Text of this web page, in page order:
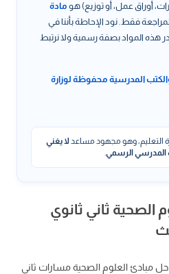
أوراق عمل، أو توزيع) هو مادة
فقط. نود الإحاطة بأننا في
هذه المواد بصفة رسمية ولا نرتبط
المدرسية محفوظة لوزارة
التعليم، وهو مجهود مساعدلا يغني
المدرسي الرسمي.
الصحية ثاني ثانوي
مبادئ العلوم الصحية مسارات ثاني